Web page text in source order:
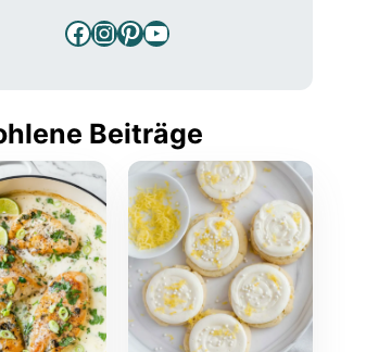
Facebook
Instagram
Pinterest
YouTube
Beiträge